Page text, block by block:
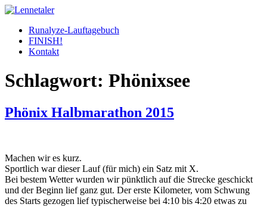
Skip
contentRunalyze-Lauftagebuch
FINISH!
Kontakt
Schlagwort: Phönixsee
Phönix Halbmarathon 2015
Machen wir es kurz.
Sportlich war dieser Lauf (für mich) ein Satz mit X.
Bei bestem Wetter wurden wir pünktlich auf die Strecke geschickt
und der Beginn lief ganz gut. Der erste Kilometer, vom Schwung
des Starts gezogen lief typischerweise bei 4:10 bis 4:20 etwas zu